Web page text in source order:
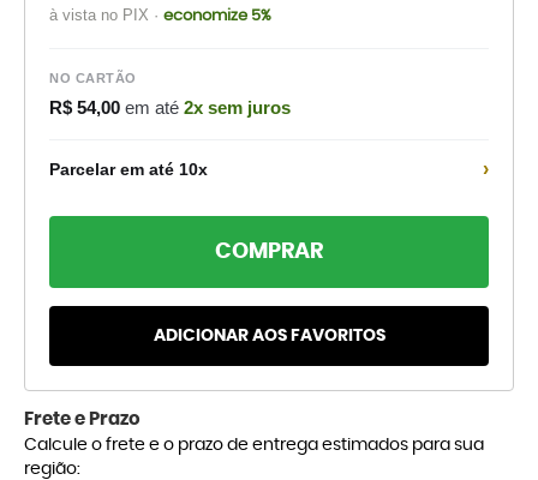
à vista no PIX · economize 5%
NO CARTÃO
R$ 54,00 em até 2x sem juros
Parcelar em até 10x ›
COMPRAR
ADICIONAR AOS FAVORITOS
Frete e Prazo
Calcule o frete e o prazo de entrega estimados para sua
região: